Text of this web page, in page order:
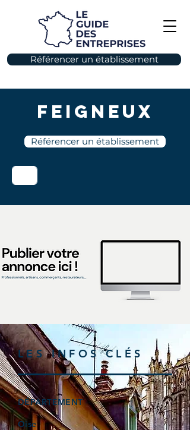
Référencer un établissement
Feigneux
Référencer un établissement
LES INFOS CLÉS
DÉPARTEMENT
Oise